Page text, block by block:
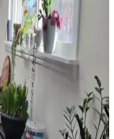
ve Pencere
yumuşatırken
kullanım mekanda görsel
Doğru